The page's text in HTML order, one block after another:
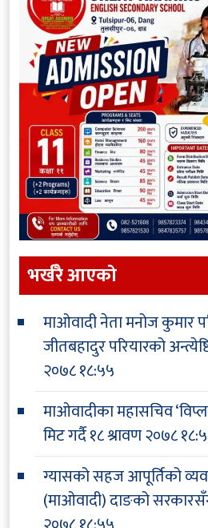
भर्खरै आएकाे
माओवादी नेता मनोज कुमार
जीतबहादुर परियारको
२०७८ १८:५५
माओवादीका महासचिव
मिट गर्दै१८ श्रावण २०७८
ग्यासको सहज आपूर्तिको
(माओवादी) दाङको